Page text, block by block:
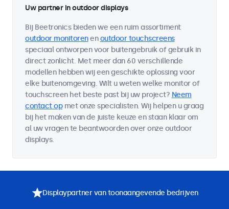
Uw partner in outdoor displays
Bij Beetronics bieden we een ruim assortiment
outdoor monitorenenoutdoor touchscreens
speciaal ontworpen voor buitengebruik of gebruik in
direct zonlicht. Met meer dan 60 verschillende
modellen hebben wij een geschikte oplossing voor
elke buitenomgeving. Wilt u weten welke monitor of
touchscreen het beste past bij uw project? Neem
contact opmet onze specialisten. Wij helpen u graag
bij het maken van de juiste keuze en staan klaar om
al uw vragen te beantwoorden over onze outdoor
displays.
Displaypartner van toonaangevende bedrijven